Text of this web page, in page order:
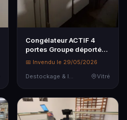
Congélateur ACTIF 4
portes Groupe déporté
Obligation de fair…
📅 Invendu le 29/05/2026
Destockage & Invendus
Vitré